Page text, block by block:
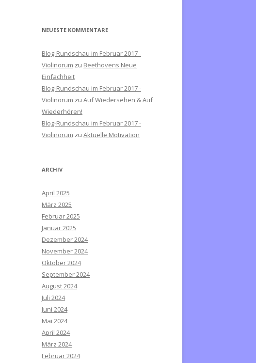
NEUESTE KOMMENTARE
Blog-Rundschau im Februar 2017 -
Violinorum zu Beethovens Neue
Einfachheit
Blog-Rundschau im Februar 2017 -
Violinorum zu Auf Wiedersehen & Auf
Wiederhören!
Blog-Rundschau im Februar 2017 -
Violinorum zu Aktuelle Motivation
ARCHIV
April 2025
März 2025
Februar 2025
Januar 2025
Dezember 2024
November 2024
Oktober 2024
September 2024
August 2024
Juli 2024
Juni 2024
Mai 2024
April 2024
März 2024
Februar 2024